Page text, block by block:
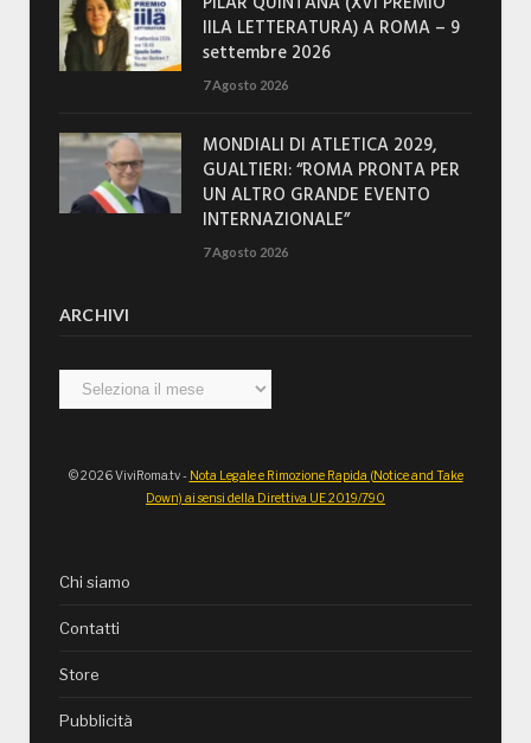
IILA LETTERATURA) A ROMA – 9
settembre 2026
7 Agosto 2026
MONDIALI DI ATLETICA 2029,
GUALTIERI: “ROMA PRONTA PER
UN ALTRO GRANDE EVENTO
INTERNAZIONALE”
7 Agosto 2026
ARCHIVI
Archivi
© 2026 ViviRoma.tv - Nota Legale e Rimozione Rapida (Notice and Take
Down) ai sensi della Direttiva UE 2019/790
Chi siamo
Contatti
Store
Pubblicità